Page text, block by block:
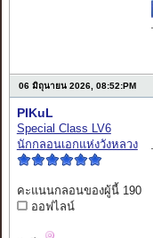
06 มิถุนายน 2026, 08:52:PM
PIKuL
Special Class LV6
นักกลอนเอกแห่งวังหลวง
คะแนนกลอนของผู้นี้ 190
ออฟไลน์